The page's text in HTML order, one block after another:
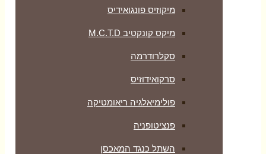
מיקוזיס פונגואידיס
מיקס קונקטיב M.C.T.D
סקלרודרמה
סרקואידוזיס
פולימיאלגיה ריאומטיקה
‏פנציטופניה
השתל כנגד המאכסן